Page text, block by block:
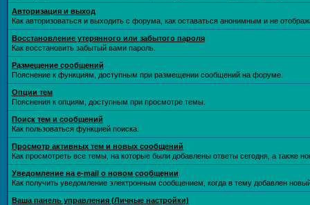
Авторизация и выход
Как авторизоваться и выходить с форума, как оставаться анонимным и не
Восстановление утерянного или забытого пароля
Как восстановить забытый вами пароль.
Размещение сообщений
Пояснение к функциям, доступным при размещении сообщений на форуме.
Опции тем
Пояснения к опциям, доступным при просмотре темы.
Поиск тем и сообщений
Как пользоваться функцией поиска.
Просмотр активных тем и новых сообщений
Как просмотреть все темы, на которые были добавлены ответы сегодня, а также
Уведомление на е-mail о новом сообщении
Как получить уведомление электронным сообщением, когда в тему добавлен
Ваша панель управления (Личные настройки)